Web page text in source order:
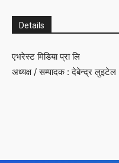
Details
एभरेस्ट मिडिया प्रा लि
अध्यक्ष / सम्पादक : देबेन्द्र लुइटेल